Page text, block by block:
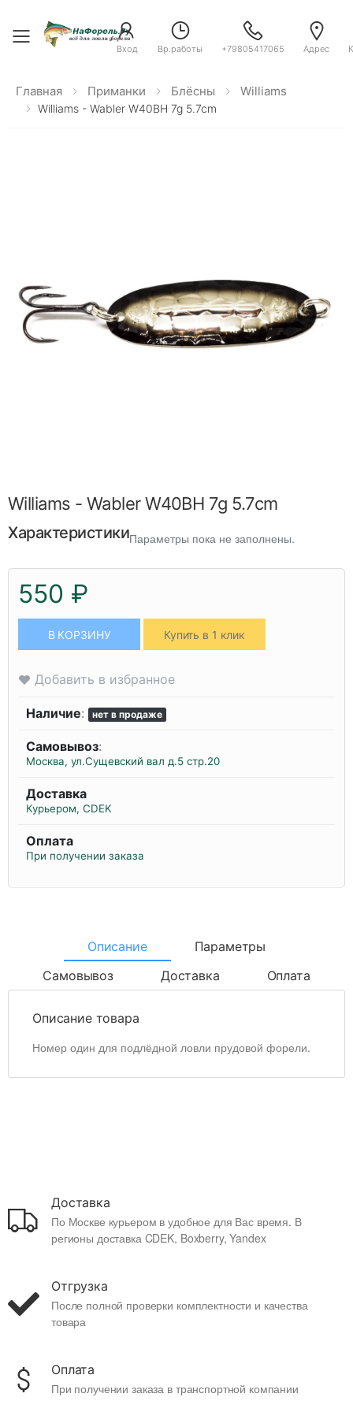
Toggle menu
Вход Вр.работы +79805417065 Адрес
Главная Приманки Блёсны Williams
Williams - Wabler W40BH 7g 5.7cm
Williams - Wabler W40BH 7g 5.7cm
ХарактеристикиПараметры пока не заполнены.
550 ₽
В КОРЗИНУ Купить в 1 клик
Добавить в избранное
Наличие: нет в продаже
Самовывоз:
Москва, ул.Сущевский вал д.5 стр.20
Доставка
Курьером, CDEK
Оплата
При получении заказа
Описание
Параметры
Самовывоз
Доставка Оплата
Описание товара
Номер один для подлёдной ловли прудовой форели.
Доставка
По Москве курьером в удобное для Вас время. В
регионы доставка CDEK, Boxberry, Yandex
Отгрузка
После полной проверки комплектности и качества
товара
Оплата
При получении заказа в транспортной компании